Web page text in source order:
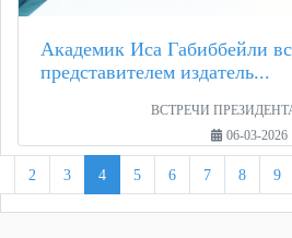
Академик Иса Габиббейли
представителем издатель...
ВСТРЕЧИ
06-03-2026
2 3 4 5 6 7 8 9